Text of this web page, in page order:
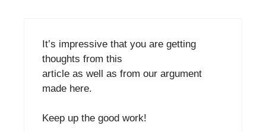
It’s impressive that you are getting
thoughts from this
article as well as from our argument
made here.
Keep up the good work!